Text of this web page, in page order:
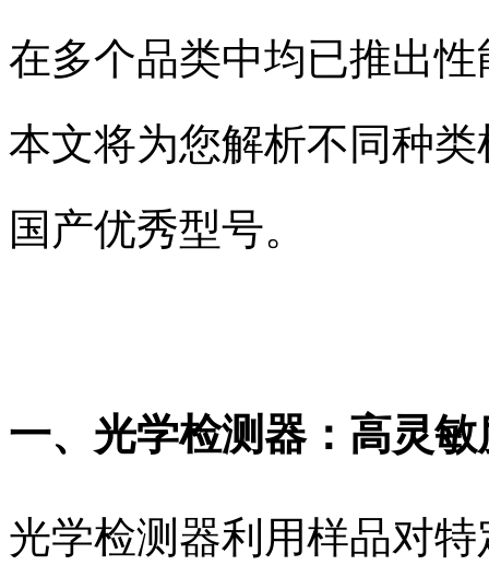
在多个品类中均已推出
本文将为您解析不同种
国产优秀型号。
一、光学检测器：高灵
光学检测器利用样品对